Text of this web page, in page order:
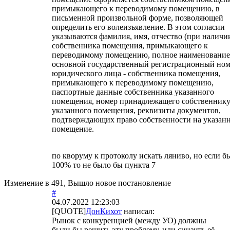
примыкающего к переводимому помещению, в
письменной произвольной форме, позволяющей
определить его волеизъявление. В этом согласии
указываются фамилия, имя, отчество (при
собственника помещения, примыкающего к
переводимому помещению, полное
основной государственный регистрационный
юридического лица - собственника помещения,
примыкающего к переводимому помещению,
паспортные данные собственника указанного
помещения, номер принадлежащего собственнику
указанного помещения, реквизиты документов,
подтверждающих право собственности на
помещение.
по кворуму к протоколу искать ляниво, но если
100% то не было бы пункта 7
Изменение в 491, Вышло новое постановление
#
04.07.2022 12:23:03
[QUOTE]ДонКихот написал:
Рынок с конкуренцией (между УО) должны